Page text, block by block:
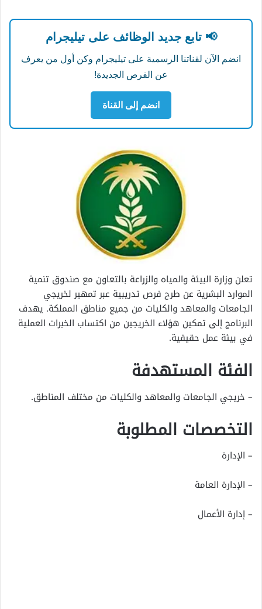
📢 تابع جديد الوظائف على تيليجرام
انضم الآن لقناتنا الرسمية على تيليجرام وكن أول من يعرف
عن الفرص الجديدة!
انضم إلى القناة
تعلن وزارة البيئة والمياه والزراعة بالتعاون مع صندوق تنمية
الموارد البشرية عن طرح فرص تدريبية عبر تمهير لخريجي
الجامعات والمعاهد والكليات من جميع مناطق المملكة. يهدف
البرنامج إلى تمكين هؤلاء الخريجين من اكتساب الخبرات العملية
في بيئة عمل حقيقية.
الفئة المستهدفة
– خريجي الجامعات والمعاهد والكليات من مختلف المناطق.
التخصصات المطلوبة
– الإدارة
– الإدارة العامة
– إدارة الأعمال